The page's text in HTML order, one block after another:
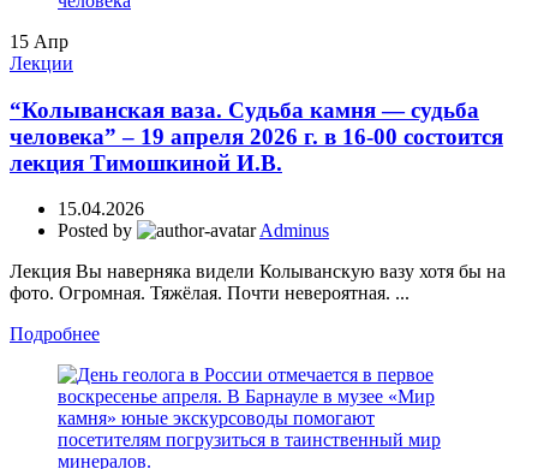
15 Апр
Лекции
“Колыванская ваза. Судьба камня — судьба
человека” – 19 апреля 2026 г. в 16-00 состоится
лекция Тимошкиной И.В.
15.04.2026
Posted by
Adminus
Лекция Вы наверняка видели Колыванскую вазу хотя бы на
фото. Огромная. Тяжёлая. Почти невероятная. ...
Подробнее